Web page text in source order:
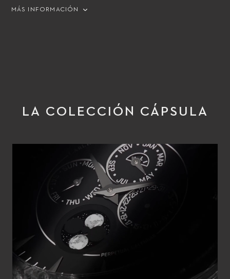
MÁS INFORMACIÓN
LA COLECCIÓN CÁPSULA